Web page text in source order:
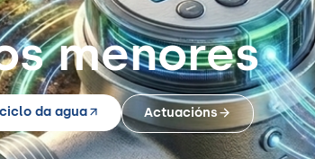
menores
da agua Actuacións